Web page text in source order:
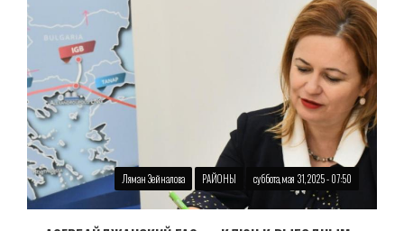
Ляман Зейналова РАЙОНЫ суббота, мая 31, 2025 - 07:50